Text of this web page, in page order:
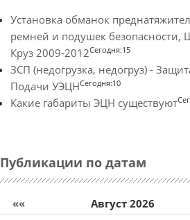
Установка обманок
ремней и подушек безопасности,
Круз 2009-2012Сегодня:15
ЗСП (недогрузка, недогруз) -
Подачи УЭЦНСегодня:10
Какие габариты ЭЦН существуют
Публикации по датам
«« Август 2026